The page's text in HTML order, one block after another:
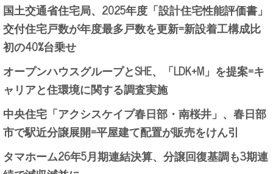
国土交通省住宅局、2025年度「設計住宅性能評価書」
交付住宅戸数が年度最多戸数を更新=新設着工構成比
初の40%台乗せ
オープンハウスグループとSHE、「LDK+M」を提案=キ
ャリアと住環境に関する調査実施
中央住宅「アクシスケイプ春日部・南桜井」、春日部
市で駅近分譲展開=平屋建て配置が販売をけん引
タマホーム26年5月期連結決算、分譲回復基調も3期連